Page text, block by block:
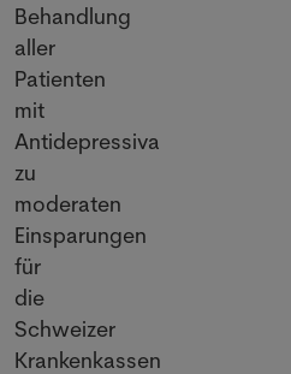
Behandlung
aller
Patienten
mit
Antidepressiva
zu
moderaten
Einsparungen
für
die
Schweizer
Krankenkassen